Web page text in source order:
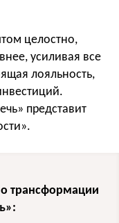
целостно,
усиливая все
лояльность,
представит
трансформации